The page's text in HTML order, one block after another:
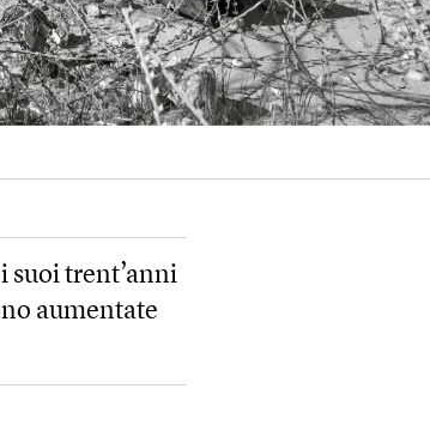
suoi trent’anni
aumentate